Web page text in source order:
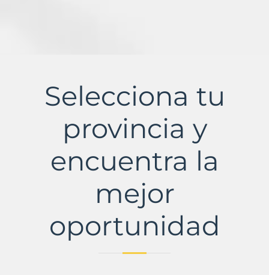
MurbalandsSelecciona tu
provincia y
encuentra la
mejor
oportunidad